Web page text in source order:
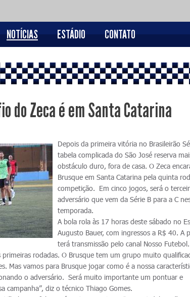
NOTÍCIAS ESTÁDIO CONTATO
do Zeca é em Santa Catarina
Depois da primeira vitória no Brasileirão
tabela complicada do São José reserva
obstáculo duro, fora de casa. O Zeca
Brusque em Santa Catarina pela quinta
competição. Em cinco jogos, será o
adversário que vem da Série B para a C
temporada.
A bola rola às 17 horas deste sábado no
Augusto Bauer, com ingressos a R$ 40. A
terá transmissão pelo canal Nosso
rodadas. O Brusque tem um grupo muito
Mas vamos para Brusque jogar como é a nossa
o adversário. Será muito importante um pontuar e
campanha”, diz o técnico Thiago Gomes.